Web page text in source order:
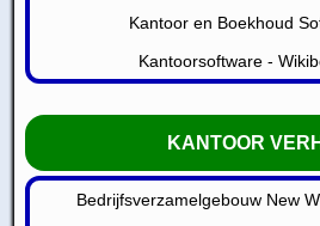
Kantoor en Boekhoud
Kantoorsoftware -
KANTOOR
Bedrijfsverzamelgebouw New